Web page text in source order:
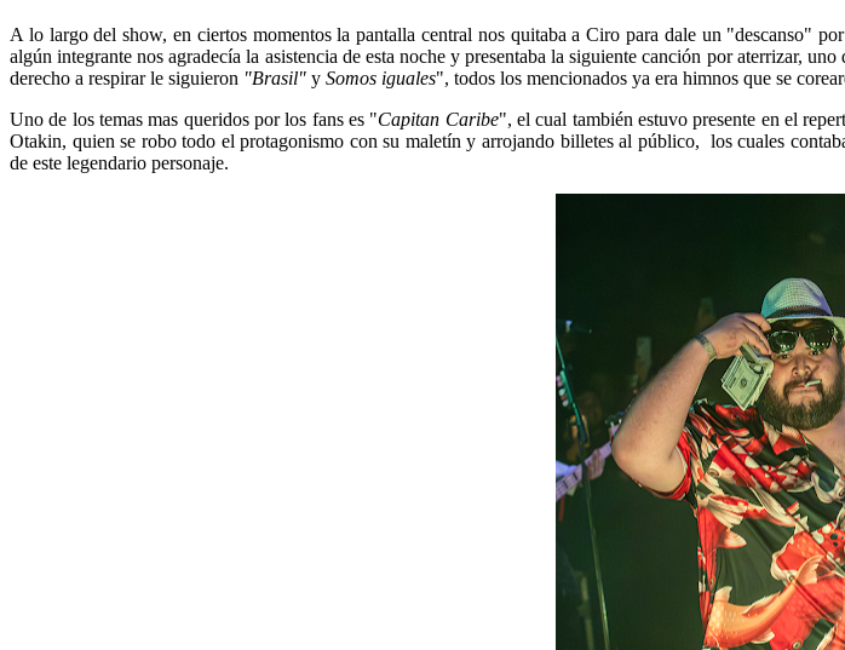
A lo largo del show, en ciertos momentos la pantalla central nos quitaba a Ciro para dale un "descanso"
algún integrante nos agradecía la asistencia de esta noche y presentaba la siguiente canción por aterrizar,
derecho a respirar le siguieron "Brasil" y Somos iguales", todos los mencionados ya era himnos que se
Uno de los temas mas queridos por los fans es "Capitan Caribe", el cual también estuvo presente en el
Otakin, quien se robo todo el protagonismo con su maletín y arrojando billetes al público, los cuales
de este legendario personaje.